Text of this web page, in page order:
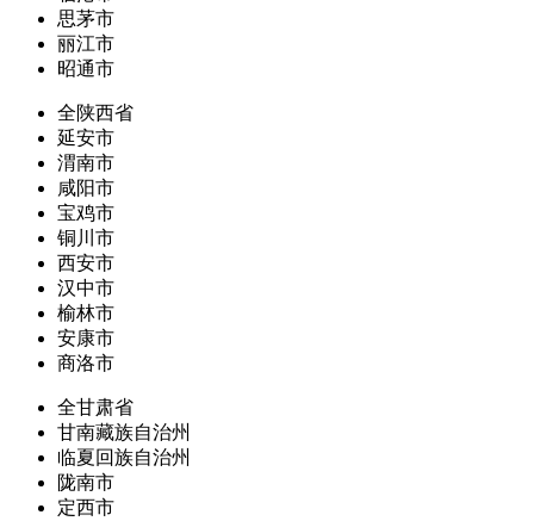
思茅市
丽江市
昭通市
全陕西省
延安市
渭南市
咸阳市
宝鸡市
铜川市
西安市
汉中市
榆林市
安康市
商洛市
全甘肃省
甘南藏族自治州
临夏回族自治州
陇南市
定西市